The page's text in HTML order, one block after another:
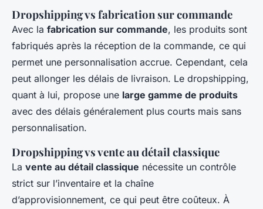
Dropshipping vs fabrication sur commande
Avec la fabrication sur commande, les produits sont
fabriqués après la réception de la commande, ce qui
permet une personnalisation accrue. Cependant, cela
peut allonger les délais de livraison. Le dropshipping,
quant à lui, propose une large gamme de produits
avec des délais généralement plus courts mais sans
personnalisation.
Dropshipping vs vente au détail classique
La vente au détail classique nécessite un contrôle
strict sur l’inventaire et la chaîne
d’approvisionnement, ce qui peut être coûteux. À